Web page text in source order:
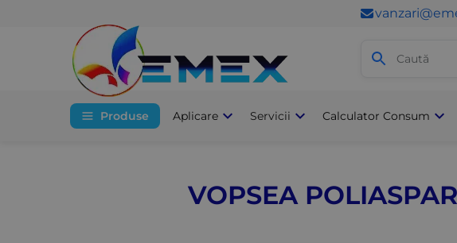
Produse Aplicare Servicii Calculator Consum
VOPSEA